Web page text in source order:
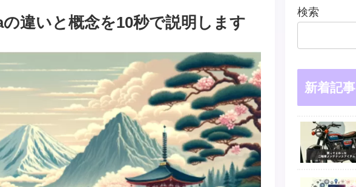
違いと概念を10秒で説明します
検索
新着記事